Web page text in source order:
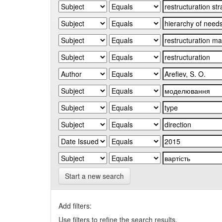
Start a new search
Add filters:
Use filters to refine the search results.